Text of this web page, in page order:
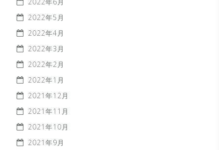
2022年5月
2022年4月
2022年3月
2022年2月
2022年1月
2021年12月
2021年11月
2021年10月
2021年9月